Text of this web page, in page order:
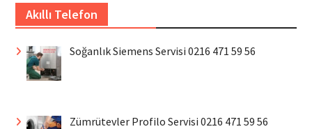
Akıllı Telefon
Soğanlık Siemens Servisi 0216 471 59 56
Zümrütevler Profilo Servisi 0216 471 59 56